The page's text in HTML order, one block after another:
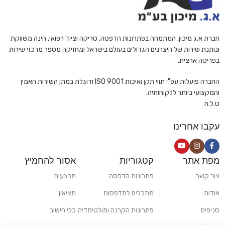
חברת א.ג מיכון, המתמחה בפתרונות הדפסה, סריקה וציוד רפואי, הינה משווקת
ונותנת שירות של היצרנים הגדולים בעולם בישראל ומחזיקה מספר מרכזי שירות
בפריסה ארצית.
החברה פועלות עפ"י תווי תקן ואיכות ISO 9001 ודוגלת במתן השירות האמין
והמקצועי ביותר ללקוחותיה.
ט.ל.ח
עקבו אחרינו
מפת אתר
צור קשר
אודות
סניפים
משלוחים ואיסוף עצמי
קטגוריות
פתרונות הדפסה
מתכלים למדפסות
פתרונות הקרנה ומולטימדיה
אסור להחמיץ
מבצעים
מציאון
כלי חישוב